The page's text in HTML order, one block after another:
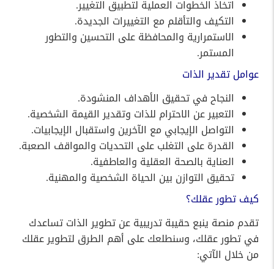
اتخاذ الخطوات العملية لتطبيق التغيير.
التكيف والتأقلم مع التغييرات الجديدة.
الاستمرارية والمحافظة على التحسين والتطور
المستمر.
عوامل تقدير الذات
النجاح في تحقيق الأهداف المنشودة.
التعبير عن الاحترام للذات وتقدير القيمة الشخصية.
التواصل الإيجابي مع الآخرين واستقبال الإيجابيات.
القدرة على التغلب على التحديات والمواقف الصعبة.
العناية بالصحة العقلية والعاطفية.
تحقيق التوازن بين الحياة الشخصية والمهنية.
كيف تطور عقلك؟
تقدم منصة ينبع حقيبة تدريبية عن تطوير الذات تساعدك
في تطور عقلك، وسنطلعك على أهم الطرق لتطوير عقلك
من خلال الآتي: